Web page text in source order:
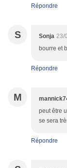
Répondre
S Sonja 23/
bourre et
Répondre
M
peut être
se sera
Répondre